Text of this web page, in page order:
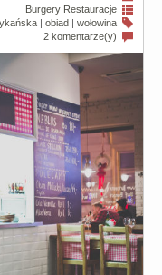
Burgery Restauracje
| obiad | wołowina
2 komentarze(y)